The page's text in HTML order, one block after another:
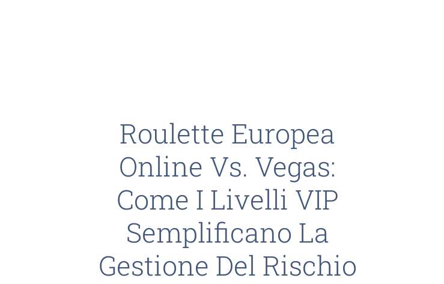
Roulette Europea
Online Vs. Vegas:
Come I Livelli VIP
Semplificano La
Gestione Del Rischio